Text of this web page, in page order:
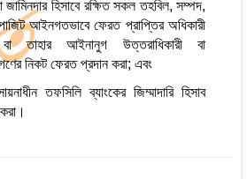
জামিনদার হিসাবে রক্ষিত সকল তহবিল, সম্পদ,
আইনগতভাবে ফেরত প্রাপ্তির অধিকারী
তাহার আইনানুগ উত্তরাধিকারী বা
নিকট ফেরত প্রদান করা; এবং
তফসিলি ব্যাংকের জিম্মাদারি হিসাব